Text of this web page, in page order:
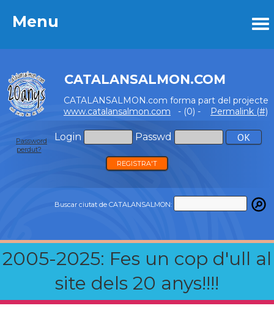
Menu
CATALANSALMON.COM
CATALANSALMON.com forma part del projecte
www.catalansalmon.com - (0) - Permalink (#)
Login Passwd
Password
perdut?
REGISTRA'T
Buscar ciutat de CATALANSALMON:
2005-2025: Fes un cop d'ull al
site dels 20 anys!!!!
Menu